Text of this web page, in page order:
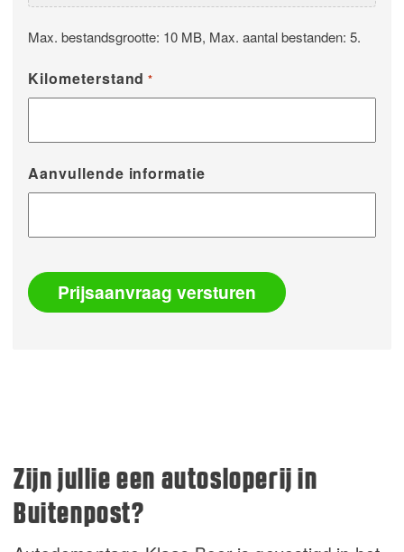
Max. bestandsgrootte: 10 MB, Max. aantal bestanden: 5.
Kilometerstand *
Aanvullende informatie
Prijsaanvraag versturen
Zijn jullie een autosloperij in
Buitenpost?